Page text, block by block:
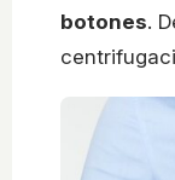
botones.